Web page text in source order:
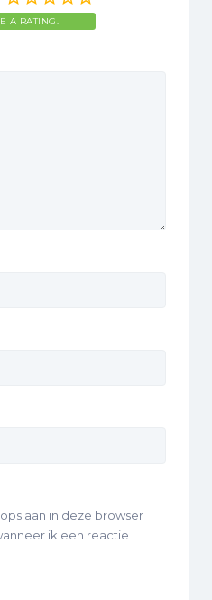
A RATING.
in deze browser
ik een reactie